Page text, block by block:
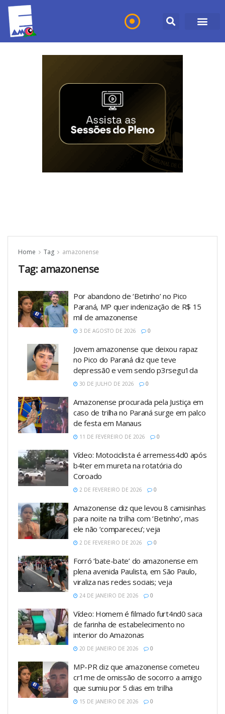
Home Tag amazonense
Tag: amazonense
Por abandono de ‘Betinho’ no Pico
Paraná, MP quer indenização de R$ 15
mil de amazonense
3 DE AGOSTO DE 2026 0
Jovem amazonense que deixou rapaz
no Pico do Paraná diz que teve
depressã0 e vem sendo p3rsegu1da
30 DE JULHO DE 2026 0
Amazonense procurada pela Justiça em
caso de trilha no Paraná surge em palco
de festa em Manaus
11 DE FEVEREIRO DE 2026 0
Vídeo: Motociclista é arremess4d0 após
b4ter em mureta na rotatória do
Coroado
2 DE FEVEREIRO DE 2026 0
Amazonense diz que levou 8 camisinhas
para noite na trilha com ‘Betinho’, mas
ele não ‘compareceu’; veja
2 DE FEVEREIRO DE 2026 0
Forró ‘bate-bate’ do amazonense em
plena avenida Paulista, em São Paulo,
viraliza nas redes sociais; veja
24 DE JANEIRO DE 2026 0
Vídeo: Homem é filmado furt4nd0 saca
de farinha de estabelecimento no
interior do Amazonas
20 DE JANEIRO DE 2026 0
MP-PR diz que amazonense cometeu
cr1me de omissão de socorro a amigo
que sumiu por 5 dias em trilha
15 DE JANEIRO DE 2026 0